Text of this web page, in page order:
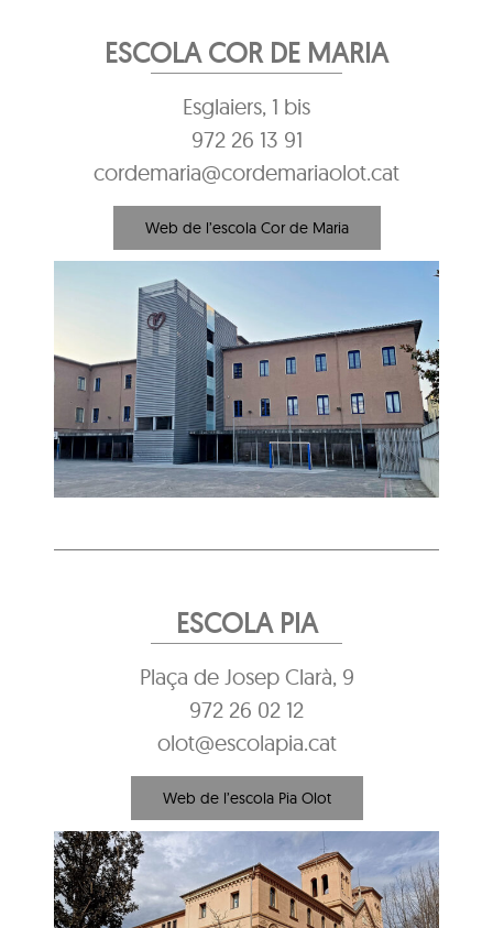
ESCOLA COR DE MARIA
Esglaiers, 1 bis
972 26 13 91
cordemaria@cordemariaolot.cat
Web de l’escola Cor de Maria
ESCOLA PIA
Plaça de Josep Clarà, 9
972 26 02 12
olot@escolapia.cat
Web de l’escola Pia Olot